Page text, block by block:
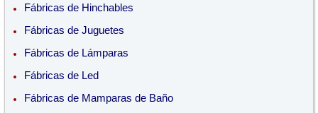
Fábricas de Hinchables
Fábricas de Juguetes
Fábricas de Lámparas
Fábricas de Led
Fábricas de Mamparas de Baño